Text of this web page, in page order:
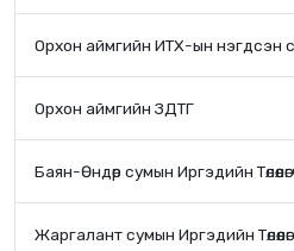
Орхон аймгийн ИТХ-ын нэгдсэн
Орхон аймгийн ЗДТГ
Баян-Өндөр сумын Иргэдийн
Жаргалант сумын Иргэдийн